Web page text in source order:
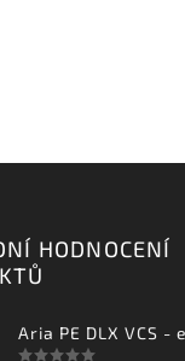
HODNOCENÍ